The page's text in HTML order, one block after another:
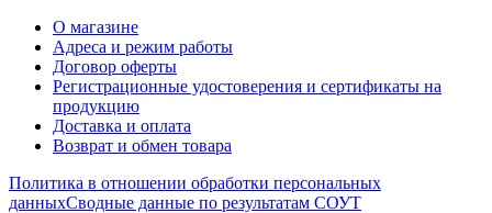
О магазине
Адреса и режим работы
Договор оферты
Регистрационные удостоверения и сертификаты на
продукцию
Доставка и оплата
Возврат и обмен товара
Политика в отношении обработки персональных
данныхСводные данные по результатам СОУТ